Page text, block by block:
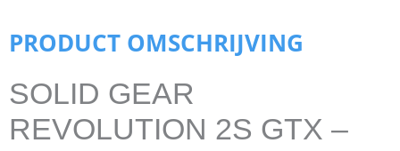
PRODUCT OMSCHRIJVING
SOLID GEAR
REVOLUTION 2S GTX –